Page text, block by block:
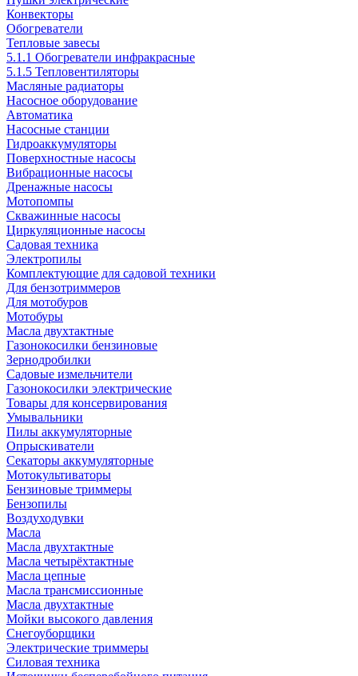
Конвекторы
Обогреватели
Тепловые завесы
5.1.1 Обогреватели инфракрасные
5.1.5 Тепловентиляторы
Масляные радиаторы
Насосное оборудование
Автоматика
Насосные станции
Гидроаккумуляторы
Поверхностные насосы
Вибрационные насосы
Дренажные насосы
Мотопомпы
Скважинные насосы
Циркуляционные насосы
Садовая техника
Электропилы
Комплектующие для садовой техники
Для бензотриммеров
Для мотобуров
Мотобуры
Масла двухтактные
Газонокосилки бензиновые
Зернодробилки
Садовые измельчители
Газонокосилки электрические
Товары для консервирования
Умывальники
Пилы аккумуляторные
Опрыскиватели
Секаторы аккумуляторные
Мотокультиваторы
Бензиновые триммеры
Бензопилы
Воздуходувки
Масла
Масла двухтактные
Масла четырёхтактные
Масла цепные
Масла трансмиссионные
Масла двухтактные
Мойки высокого давления
Снегоуборщики
Электрические триммеры
Силовая техника